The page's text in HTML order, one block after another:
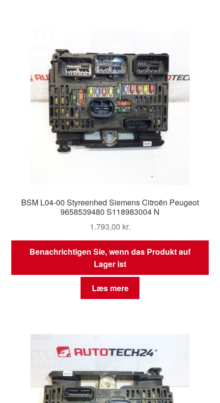
BSM L04-00 Styreenhed Siemens Citroën Peugeot
9658539480 S118983004 N
1.793,00 kr.
Benachrichtigen Sie, wenn das Produkt auf
Lager ist
Læs mere